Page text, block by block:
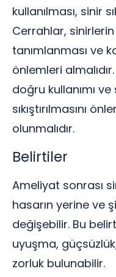
kullanılması, sinir
Cerrahlar,
tanımlanması ve
önlemleri
doğru kullanımı ve
sıkıştırılmasını
olunmalıdır.
Belirtiler
Ameliyat sonrası
hasarın yerine ve
değişebilir. Bu
uyuşma,
zorluk bulunabilir.